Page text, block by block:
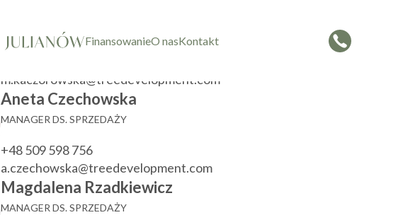
FinansowanieO nasKontakt
KIEROWNIK DZIAŁU SPRZEDAŻY
m.kaczorowska@treedevelopment.com
Aneta Czechowska
MANAGER DS. SPRZEDAŻY
+48 509 598 756
a.czechowska@treedevelopment.com
Magdalena Rzadkiewicz
MANAGER DS. SPRZEDAŻY